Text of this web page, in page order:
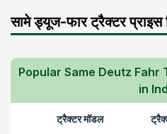
सामे ड्यूज-फार ट्रैक्टर
Popular Same Deutz
in
ट्रैक्टर मॉडल